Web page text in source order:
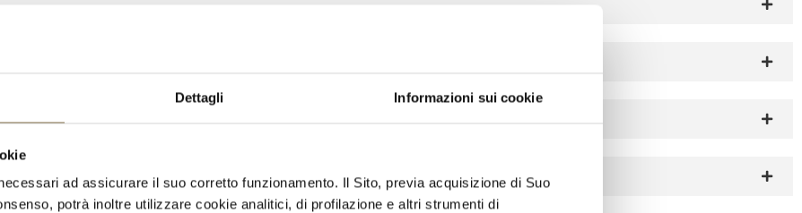
Dettagli Informazioni sui cookie
ad assicurare il suo corretto funzionamento. Il Sito, previa acquisizione di Suo
potrà inoltre utilizzare cookie analitici, di profilazione e altri strumenti di
ed involutiva